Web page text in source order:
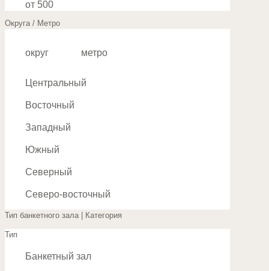
от 500
Округа / Метро
округ метро
Центральный
Восточный
Западный
Южный
Северный
Северо-восточный
Юго-восточный
Северо-западный
Тип банкетного зала | Категория
Тип
Банкетный зал